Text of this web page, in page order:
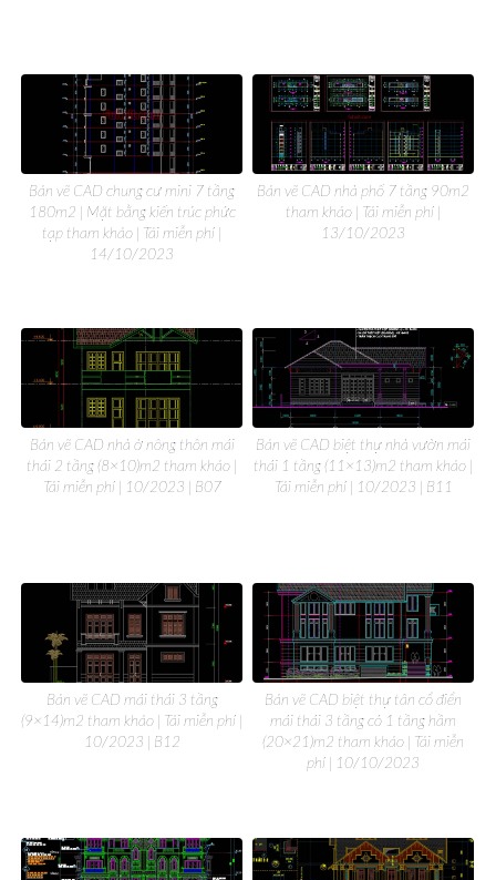
Bản vẽ CAD chung cư mini 7 tầng
180m2 | Mặt bằng kiến trúc phức
tạp tham khảo | Tải miễn phí |
14/10/2023
Bản vẽ CAD nhà phố 7 tầng 90m2
tham khảo | Tải miễn phí |
13/10/2023
Bản vẽ CAD nhà ở nông thôn mái
thái 2 tầng (8×10)m2 tham khảo |
Tải miễn phí | 10/2023 | B07
Bản vẽ CAD biệt thự nhà vườn mái
thái 1 tầng (11×13)m2 tham khảo |
Tải miễn phí | 10/2023 | B11
Bản vẽ CAD mái thái 3 tầng
(9×14)m2 tham khảo | Tải miễn phí |
10/2023 | B12
Bản vẽ CAD biệt thự tân cổ điển
mái thái 3 tầng có 1 tầng hầm
(20×21)m2 tham khảo | Tải miễn
phí | 10/10/2023